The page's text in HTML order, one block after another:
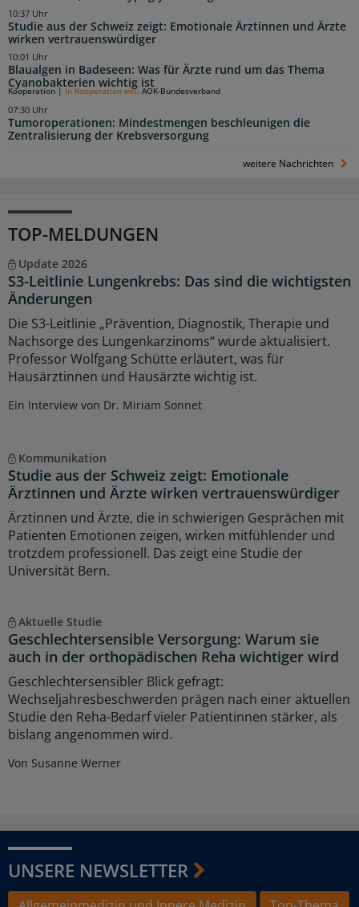
Studie aus der Schweiz zeigt: Emotionale Ärztinnen und Ärzte
wirken vertrauenswürdiger
10:37 Uhr
Blaualgen in Badeseen: Was für Ärzte rund um das Thema
Cyanobakterien wichtig ist
10:01 Uhr
Tumoroperationen: Mindestmengen beschleunigen die
Zentralisierung der Krebsversorgung
Kooperation In Kooperation mit: AOK-Bundesverband
07:30 Uhr
weitere Nachrichten
TOP-MELDUNGEN
Update 2026
S3-Leitlinie Lungenkrebs: Das sind die wichtigsten
Änderungen
Die S3-Leitlinie „Prävention, Diagnostik, Therapie und
Nachsorge des Lungenkarzinoms“ wurde aktualisiert.
Professor Wolfgang Schütte erläutert, was für
Hausärztinnen und Hausärzte wichtig ist.
Ein Interview von Dr. Miriam Sonnet
Kommunikation
Studie aus der Schweiz zeigt: Emotionale
Ärztinnen und Ärzte wirken vertrauenswürdiger
Ärztinnen und Ärzte, die in schwierigen Gesprächen mit
Patienten Emotionen zeigen, wirken mitfühlender und
trotzdem professionell. Das zeigt eine Studie der
Universität Bern.
Aktuelle Studie
Geschlechtersensible Versorgung: Warum sie
auch in der orthopädischen Reha wichtiger wird
Geschlechtersensibler Blick gefragt:
Wechseljahresbeschwerden prägen nach einer aktuellen
Studie den Reha-Bedarf vieler Patientinnen stärker, als
bislang angenommen wird.
Von Susanne Werner
UNSERE NEWSLETTER